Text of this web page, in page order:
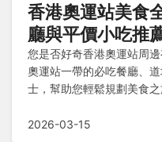
香港奧運站美食
廳與平價小吃推
您是否好奇香港奧運站周
奧運站一帶的必吃餐廳、
士，幫助您輕鬆規劃美食
2026-03-15